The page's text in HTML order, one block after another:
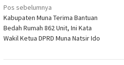
Navigasi
pos
Pos sebelumnya
Kabupaten Muna Terima Bantuan
Bedah Rumah 862 Unit, Ini Kata
Wakil Ketua DPRD Muna Natsir Ido